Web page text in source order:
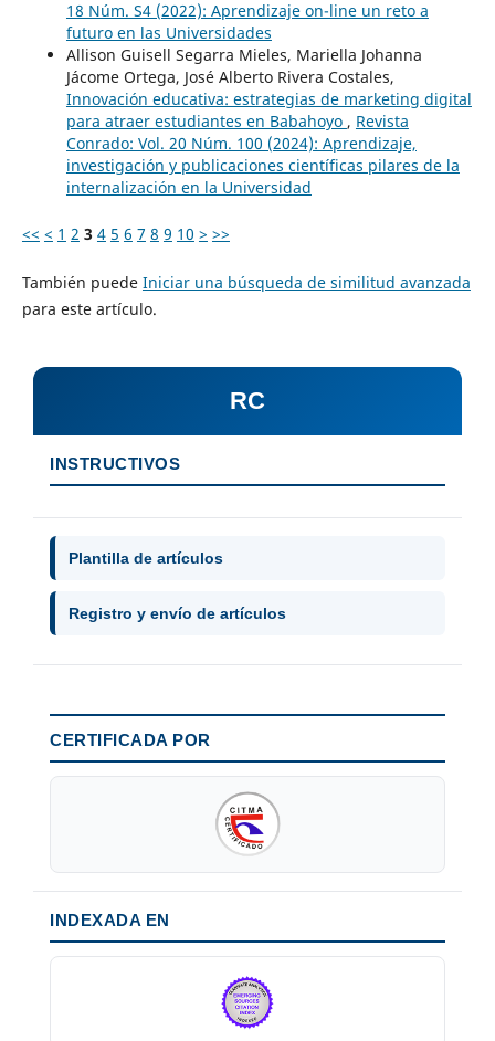
18 Núm. S4 (2022): Aprendizaje on-line un reto a
futuro en las Universidades
Allison Guisell Segarra Mieles, Mariella Johanna
Jácome Ortega, José Alberto Rivera Costales,
Innovación educativa: estrategias de marketing digital
para atraer estudiantes en Babahoyo , Revista
Conrado: Vol. 20 Núm. 100 (2024): Aprendizaje,
investigación y publicaciones científicas pilares de la
internalización en la Universidad
<< < 1 2 3 4 5 6 7 8 9 10 > >>
También puede Iniciar una búsqueda de similitud avanzada
para este artículo.
RC
INSTRUCTIVOS
Plantilla de artículos
Registro y envío de artículos
CERTIFICADA POR
INDEXADA EN